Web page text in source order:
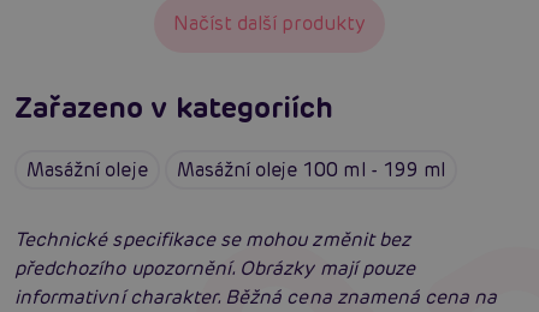
Načíst další produkty
Zařazeno v kategoriích
Masážní oleje Masážní oleje 100 ml - 199 ml
Technické specifikace se mohou změnit bez
předchozího upozornění. Obrázky mají pouze
informativní charakter. Běžná cena znamená cena na